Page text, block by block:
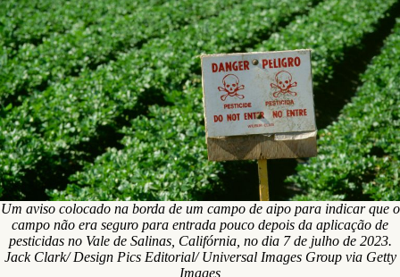
Um aviso colocado na borda de um campo de aipo para indicar que o
campo não era seguro para entrada pouco depois da aplicação de
pesticidas no Vale de Salinas, Califórnia, no dia 7 de julho de 2023.
Jack Clark/ Design Pics Editorial/ Universal Images Group via Getty
Images